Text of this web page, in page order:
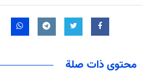
محتوى ذات صلة